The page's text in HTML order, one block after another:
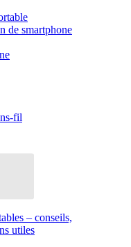
de smartphone
fil
– conseils,
utiles